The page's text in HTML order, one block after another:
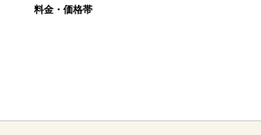
料金・価格帯